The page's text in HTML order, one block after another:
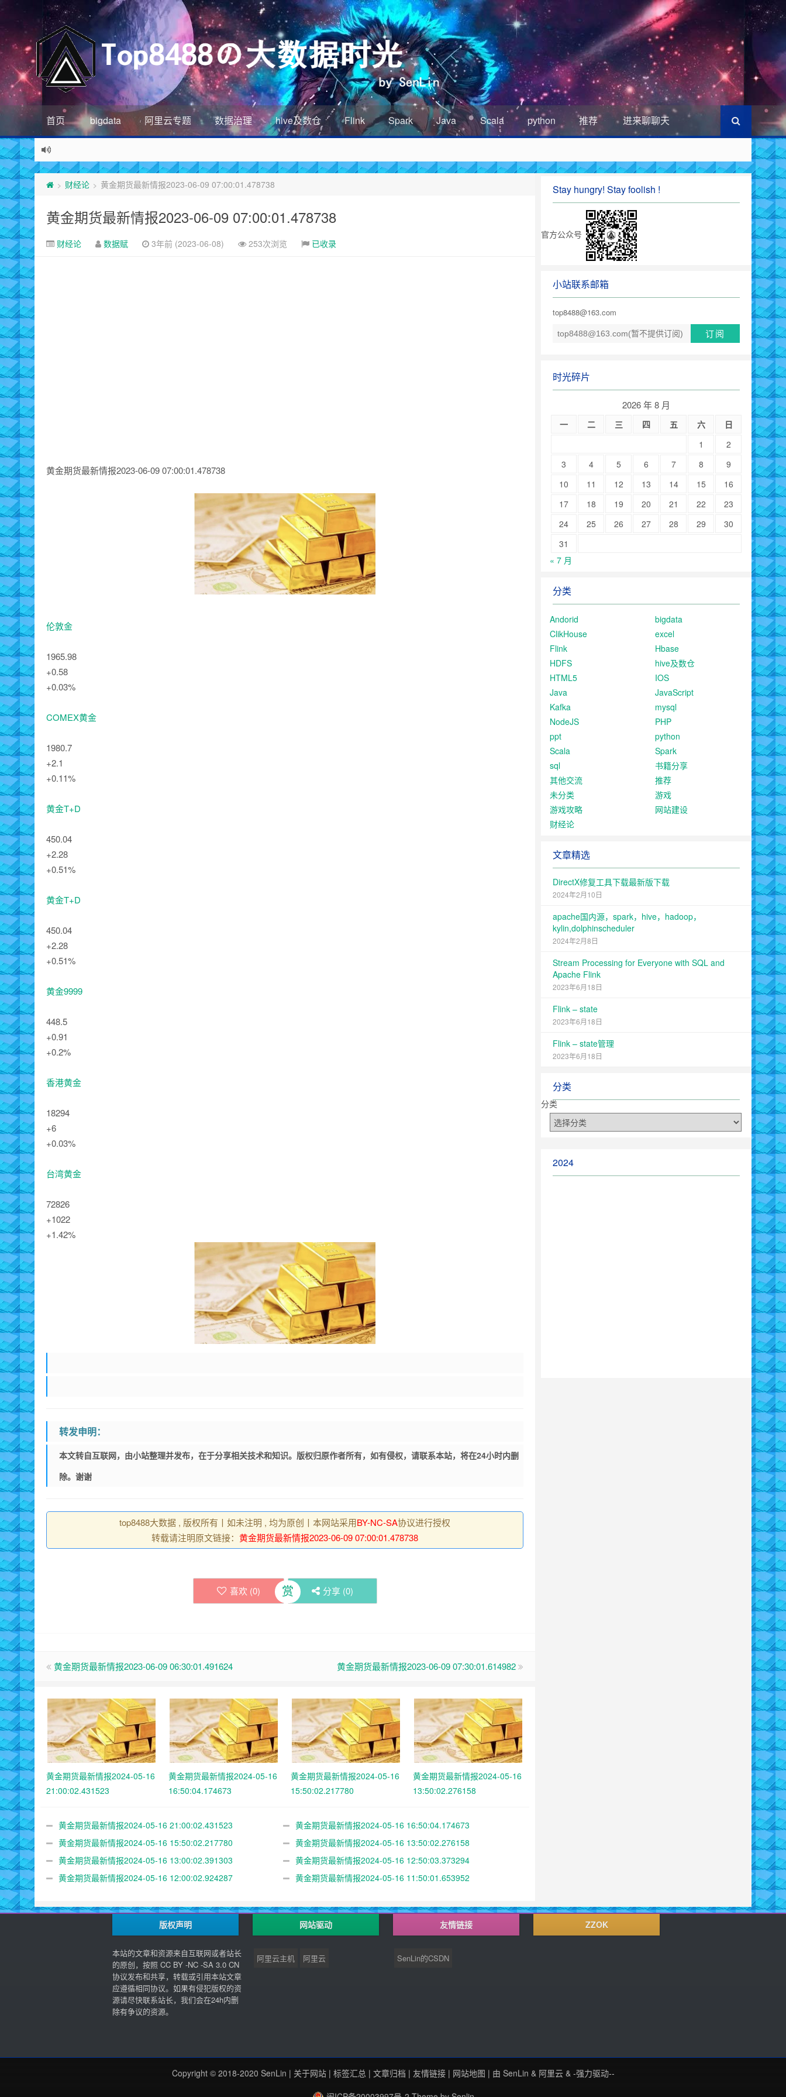
首页 bigdata 阿里云专题 数据治理 hive及数仓 Flink Spark Java Scala python 推荐 进来聊聊天
> 财经论 > 黄金期货最新情报2023-06-09 07:00:01.478738
黄金期货最新情报2023-06-09 07:00:01.478738
财经论 数据赋 3年前 (2023-06-08) 253次浏览 已收录
黄金期货最新情报2023-06-09 07:00:01.478738
伦敦金
1965.98
+0.58
+0.03%
COMEX黄金
1980.7
+2.1
+0.11%
黄金T+D
450.04
+2.28
+0.51%
黄金T+D
450.04
+2.28
+0.51%
黄金9999
448.5
+0.91
+0.2%
香港黄金
18294
+6
+0.03%
台湾黄金
72826
+1022
+1.42%
转发申明：
本文转自互联网，由小站整理并发布，在于分享相关技术和知识。版权归原作者所有，如有侵权，请联系本站，将在24小时内删
除。谢谢
top8488大数据 , 版权所有丨如未注明 , 均为原创丨本网站采用BY-NC-SA协议进行授权
转载请注明原文链接： 黄金期货最新情报2023-06-09 07:00:01.478738
喜欢 (0) 赏 分享 (0)
黄金期货最新情报2023-06-09 06:30:01.491624 黄金期货最新情报2023-06-09 07:30:01.614982
黄金期货最新情报2024-05-16
21:00:02.431523
黄金期货最新情报2024-05-16
16:50:04.174673
黄金期货最新情报2024-05-16
15:50:02.217780
黄金期货最新情报2024-05-16
13:50:02.276158
黄金期货最新情报2024-05-16 21:00:02.431523
黄金期货最新情报2024-05-16 16:50:04.174673
黄金期货最新情报2024-05-16 15:50:02.217780
黄金期货最新情报2024-05-16 13:50:02.276158
黄金期货最新情报2024-05-16 13:00:02.391303
黄金期货最新情报2024-05-16 12:50:03.373294
黄金期货最新情报2024-05-16 12:00:02.924287
黄金期货最新情报2024-05-16 11:50:01.653952
Stay hungry! Stay foolish !
官方公众号
小站联系邮箱
top8488@163.com
时光碎片
2026 年 8 月
一 二 三 四 五 六
日
1
2
3
4 5 6 7 8
9
10
11 12 13 14 15
16
17
18 19 20 21 22
23
24
25 26 27 28 29
30
31
« 7 月
分类
Andorid
bigdata
ClikHouse
excel
Flink
Hbase
HDFS
hive及数仓
HTML5
IOS
Java
JavaScript
Kafka
mysql
NodeJS
PHP
ppt
python
Scala
Spark
sql
书籍分享
其他交流
推荐
未分类
游戏
游戏攻略
网站建设
财经论
文章精选
DirectX修复工具下载最新版下载
2024年2月10日
apache国内源，spark，hive，hadoop，
kylin,dolphinscheduler
2024年2月8日
Stream Processing for Everyone with SQL and
Apache Flink
2023年6月18日
Flink – state
2023年6月18日
Flink – state管理
2023年6月18日
分类
分类
2024
版权声明
本站的文章和资源来自互联网或者站长
的原创，按照 CC BY -NC -SA 3.0 CN
协议发布和共享，转载或引用本站文章
应遵循相同协议。如果有侵犯版权的资
源请尽快联系站长，我们会在24h内删
除有争议的资源。
网站驱动
阿里云主机 阿里云
友情链接
SenLin的CSDN
ZZOK
Copyright © 2018-2020 SenLin | 关于网站| 标签汇总 | 文章归档 | 友情链接| 网站地图 | 由 SenLin & 阿里云& -强力驱动--